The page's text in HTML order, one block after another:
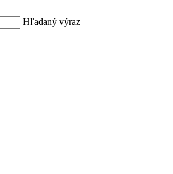
Hľadaný výraz